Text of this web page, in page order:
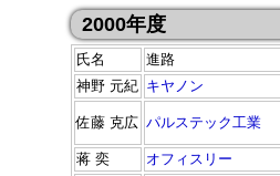
2000年度
氏名
進路
神野 元紀 キヤノン
佐藤 克広 パルステック工業
蒋 奕 オフィスリー